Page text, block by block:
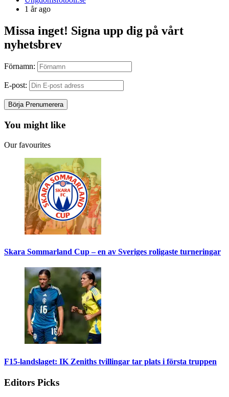
by
1 år ago
Missa inget! Signa upp dig på vårt
nyhetsbrev
Förnamn:
E-post:
You might like
Our favourites
Skara Sommarland Cup – en av Sveriges roligaste turneringar
F15-landslaget: IK Zeniths tvillingar tar plats i första truppen
Editors Picks